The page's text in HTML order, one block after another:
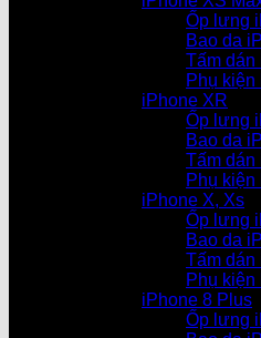
Ốp lưng
Bao da
Tấm dán
Phụ kiện
iPhone XR
Ốp lưng
Bao da
Tấm dán
Phụ kiện
iPhone X, Xs
Ốp lưng
Bao da
Tấm dán
Phụ kiện
iPhone 8 Plus
Ốp lưng